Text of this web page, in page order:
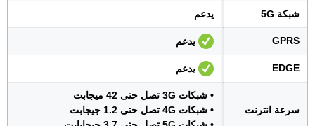
شبكة 5G يدعم
GPRS يدعم
EDGE يدعم
سرعة انترنت
• شبكات 3G تصل حتى 42 ميجابت
• شبكات 4G تصل حتى 1.2 جيجابت